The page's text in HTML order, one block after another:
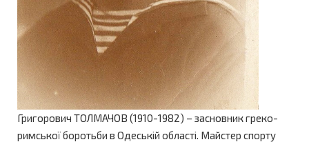
Григорович ТОЛМАЧОВ (1910-1982) – засновник греко-
римської боротьби в Одеській області. Майстер спорту